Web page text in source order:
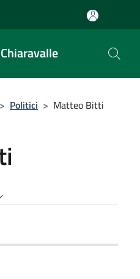
> Politici > Matteo Bitti